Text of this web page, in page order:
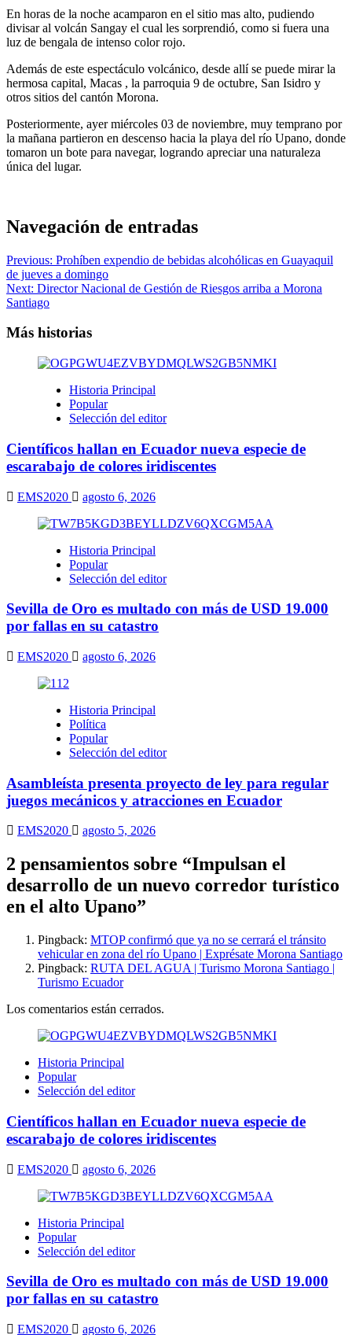
En horas de la noche acamparon en el sitio mas alto, pudiendo
divisar al volcán Sangay el cual les sorprendió, como si fuera una
luz de bengala de intenso color rojo.
Además de este espectáculo volcánico, desde allí se puede mirar la
hermosa capital, Macas , la parroquia 9 de octubre, San Isidro y
otros sitios del cantón Morona.
Posteriormente, ayer miércoles 03 de noviembre, muy temprano por
la mañana partieron en descenso hacia la playa del río Upano, donde
tomaron un bote para navegar, logrando apreciar una naturaleza
única del lugar.
Navegación de entradas
Previous: Prohíben expendio de bebidas alcohólicas en Guayaquil
de jueves a domingo
Next: Director Nacional de Gestión de Riesgos arriba a Morona
Santiago
Más historias
Historia Principal
Popular
Selección del editor
Científicos hallan en Ecuador nueva especie de
escarabajo de colores iridiscentes
EMS2020 agosto 6, 2026
Historia Principal
Popular
Selección del editor
Sevilla de Oro es multado con más de USD 19.000
por fallas en su catastro
EMS2020 agosto 6, 2026
Historia Principal
Política
Popular
Selección del editor
Asambleísta presenta proyecto de ley para regular
juegos mecánicos y atracciones en Ecuador
EMS2020 agosto 5, 2026
2 pensamientos sobre “Impulsan el
desarrollo de un nuevo corredor turístico
en el alto Upano”
Pingback: MTOP confirmó que ya no se cerrará el tránsito
vehicular en zona del río Upano | Exprésate Morona Santiago
Pingback: RUTA DEL AGUA | Turismo Morona Santiago |
Turismo Ecuador
Los comentarios están cerrados.
Historia Principal
Popular
Selección del editor
Científicos hallan en Ecuador nueva especie de
escarabajo de colores iridiscentes
EMS2020 agosto 6, 2026
Historia Principal
Popular
Selección del editor
Sevilla de Oro es multado con más de USD 19.000
por fallas en su catastro
EMS2020 agosto 6, 2026